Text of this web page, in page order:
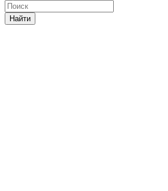
Найти